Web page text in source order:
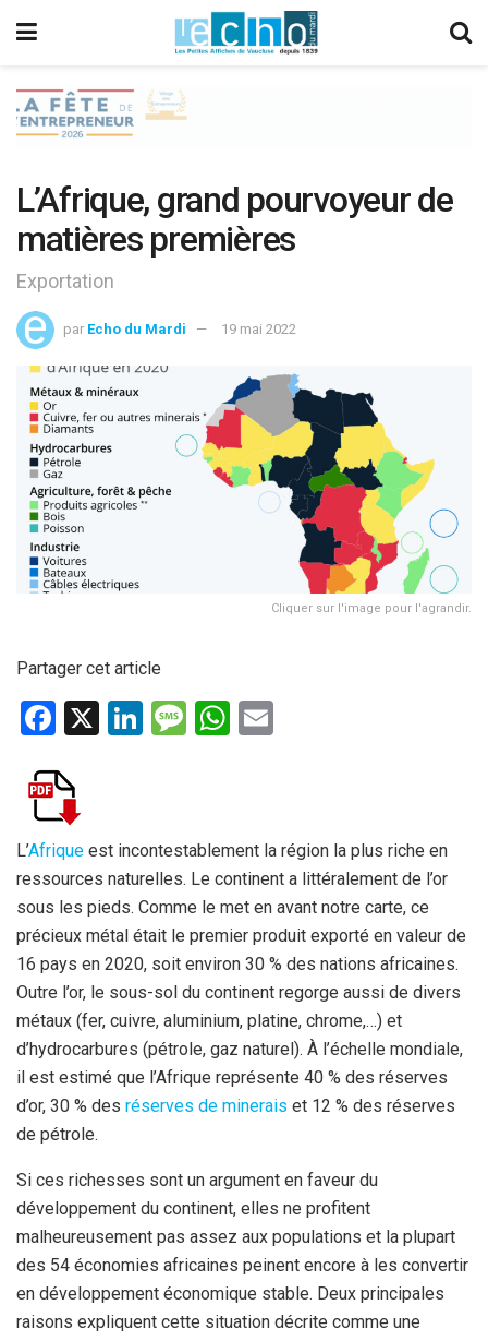
L’Afrique, grand pourvoyeur de
matières premières
Exportation
par Echo du Mardi 19 mai 2022
Cliquer sur l'image pour l'agrandir.
Partager cet article
F
ce
b
o
o
k
X
Li
n
M
g
e
W
A
p
p
L’Afrique est incontestablement la région la plus riche en
ressources naturelles. Le continent a littéralement de l’or
sous les pieds. Comme le met en avant notre carte, ce
précieux métal était le premier produit exporté en valeur de
16 pays en 2020, soit environ 30 % des nations africaines.
Outre l’or, le sous-sol du continent regorge aussi de divers
métaux (fer, cuivre, aluminium, platine, chrome,…) et
d’hydrocarbures (pétrole, gaz naturel). À l’échelle mondiale,
il est estimé que l’Afrique représente 40 % des réserves
d’or, 30 % des réserves de minerais et 12 % des réserves
de pétrole.
Si ces richesses sont un argument en faveur du
développement du continent, elles ne profitent
malheureusement pas assez aux populations et la plupart
des 54 économies africaines peinent encore à les convertir
en développement économique stable. Deux principales
raisons expliquent cette situation décrite comme une